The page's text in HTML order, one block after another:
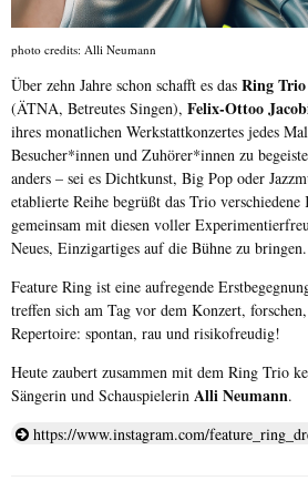
photo credits: Alli Neumann
Über zehn Jahre schon schafft es das Ring Trio
(ÄTNA, Betreutes Singen), Felix-Ottoo
ihres monatlichen Werkstattkonzertes jedes
Besucher*innen und Zuhörer*innen zu
anders – sei es Dichtkunst, Big Pop oder
etablierte Reihe begrüßt das Trio
gemeinsam mit diesen voller
Neues, Einzigartiges auf die Bühne zu bringen.
Feature Ring ist eine aufregende
treffen sich am Tag vor dem Konzert,
Repertoire: spontan, rau und risikofreudig!
Heute zaubert zusammen mit dem Ring Trio
Sängerin und Schauspielerin Alli Neumann.
https://www.instagram.com/